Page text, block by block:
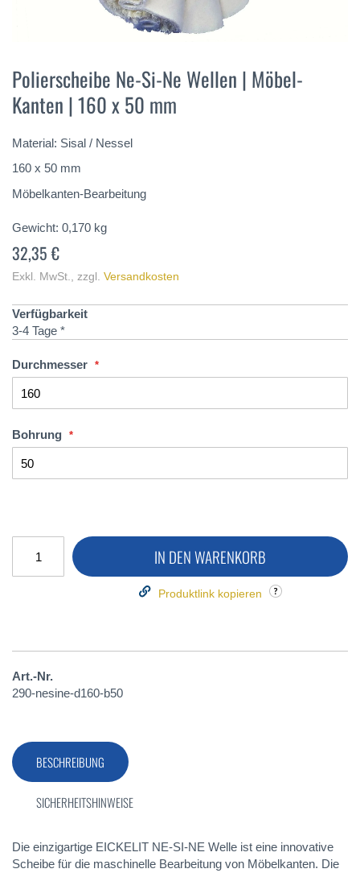
der
Bildergalerie
springen
Polierscheibe Ne-Si-Ne Wellen | Möbel-
Kanten | 160 x 50 mm
Material: Sisal / Nessel
160 x 50 mm
Möbelkanten-Bearbeitung
Gewicht: 0,170 kg
32,35 €
Exkl. MwSt. zzgl. Versandkosten
Verfügbarkeit
3-4 Tage *
Durchmesser
Bohrung
IN DEN WARENKORB
Produktlink kopieren
Art.-Nr.
290-nesine-d160-b50
BESCHREIBUNG
Die einzigartige EICKELIT NE-SI-NE Welle ist eine innovative
Scheibe für die maschinelle Bearbeitung von Möbelkanten. Die
SICHERHEITSHINWEISE